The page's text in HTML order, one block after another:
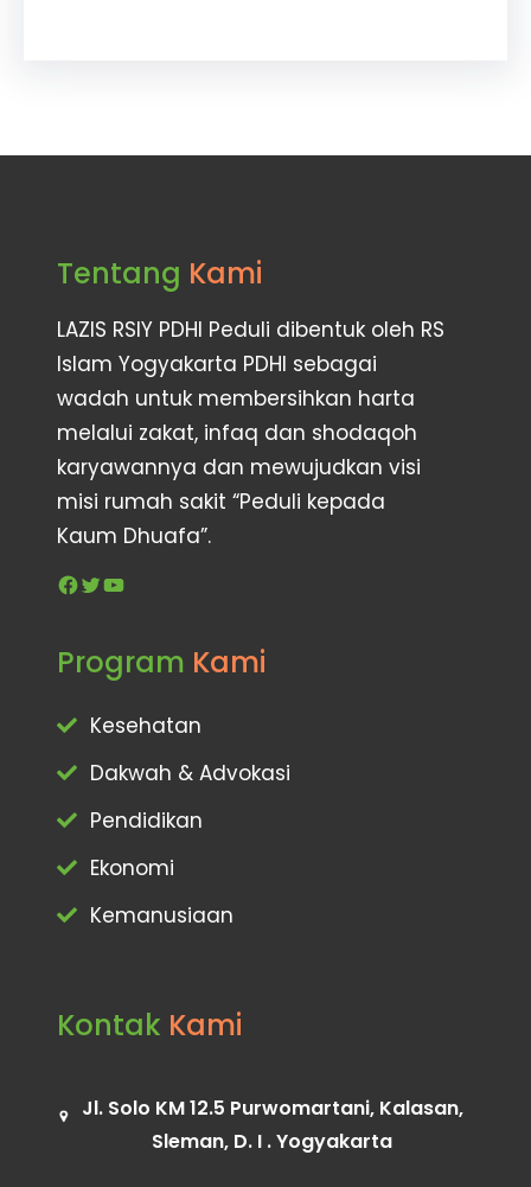
Tentang Kami
LAZIS RSIY PDHI Peduli dibentuk oleh RS
Islam Yogyakarta PDHI sebagai
wadah untuk membersihkan harta
melalui zakat, infaq dan shodaqoh
karyawannya dan mewujudkan visi
misi rumah sakit “Peduli kepada
Kaum Dhuafa”.
Program Kami
Kesehatan
Dakwah & Advokasi
Pendidikan
Ekonomi
Kemanusiaan
Kontak Kami
Jl. Solo KM 12.5 Purwomartani, Kalasan,
Sleman, D. I . Yogyakarta